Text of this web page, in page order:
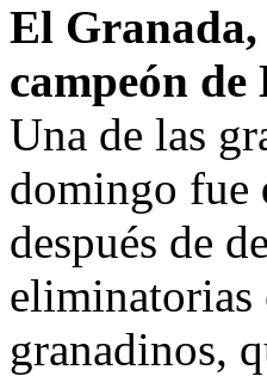
El Granada,
campeón de
Una de las
domingo fue
después de
eliminatorias
granadinos,